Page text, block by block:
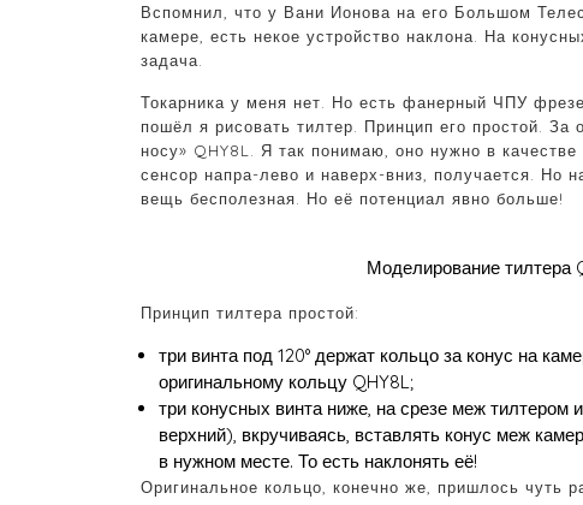
Вспомнил, что у Вани Ионова на его Большом
камере, есть некое устройство наклона. На
задача.
Токарника у меня нет. Но есть фанерный ЧПУ
пошёл я рисовать тилтер. Принцип его простой.
носу» QHY8L. Я так понимаю, оно нужно в
сенсор напра-лево и наверх-вниз, получается. Но
вещь бесполезная. Но её потенциал явно больше!
Моделирование тилтера
Принцип тилтера простой:
три винта под 120° держат кольцо за конус на
оригинальному кольцу QHY8L;
три конусных винта ниже, на срезе меж тилтером
верхний), вкручиваясь, вставлять конус меж
в нужном месте. То есть наклонять её!
Оригинальное кольцо, конечно же, пришлось чуть